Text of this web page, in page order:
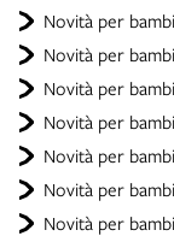
Novità per
Novità per
Novità per
Novità per
Novità per
Novità per
Novità per